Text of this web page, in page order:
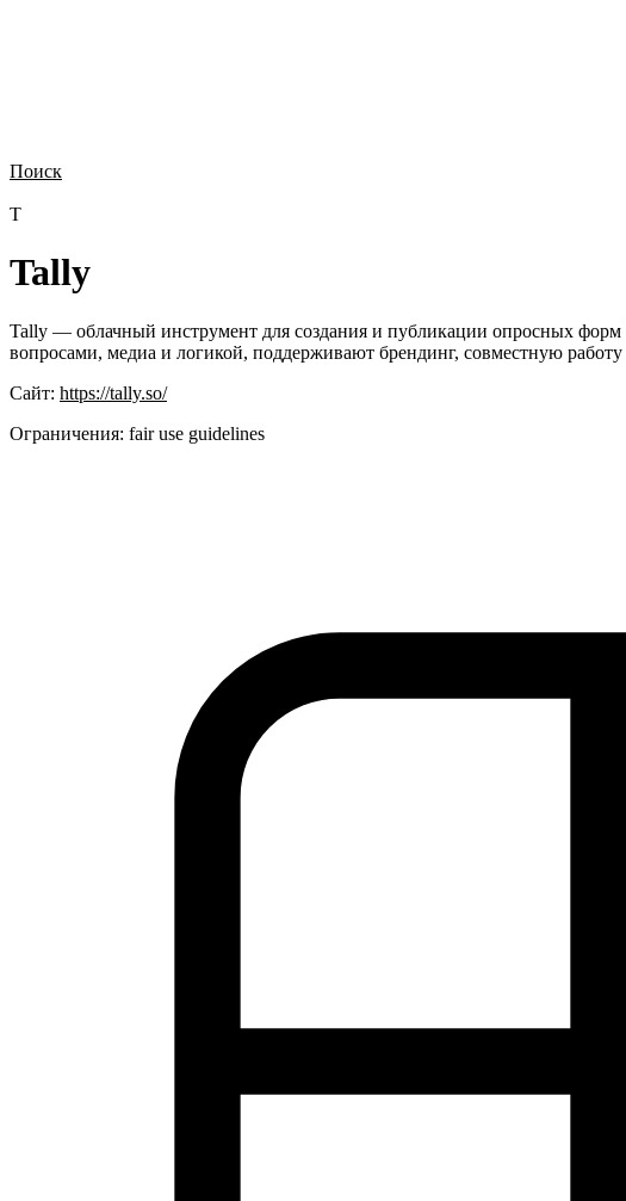
Поиск
T
Tally
Tally — облачный инструмент для создания и публикации опросных форм
вопросами, медиа и логикой, поддерживают брендинг, совместную
Сайт: https://tally.so/
Ограничения: fair use guidelines